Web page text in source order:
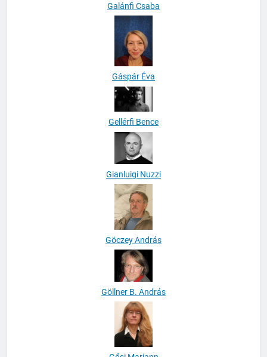
Galánfi Csaba
Gáspár Éva
Gellérfi Bence
Gianluigi Nuzzi
Göczey András
Göllner B. András